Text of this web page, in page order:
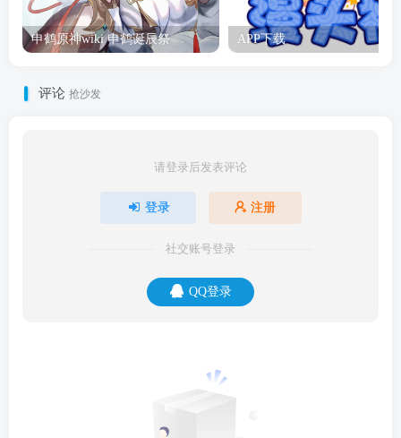
申鹤原神wiki 申鹤诞辰祭 APP下载
评论 抢沙发
请登录后发表评论
登录 注册
社交账号登录
QQ登录